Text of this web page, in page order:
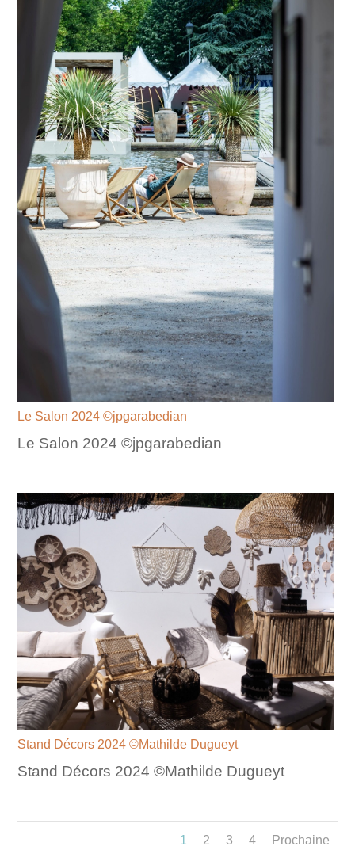
Le Salon 2024 ©jpgarabedian
Le Salon 2024 ©jpgarabedian
Stand Décors 2024 ©Mathilde Dugueyt
Stand Décors 2024 ©Mathilde Dugueyt
1 2 3 4 Prochaine